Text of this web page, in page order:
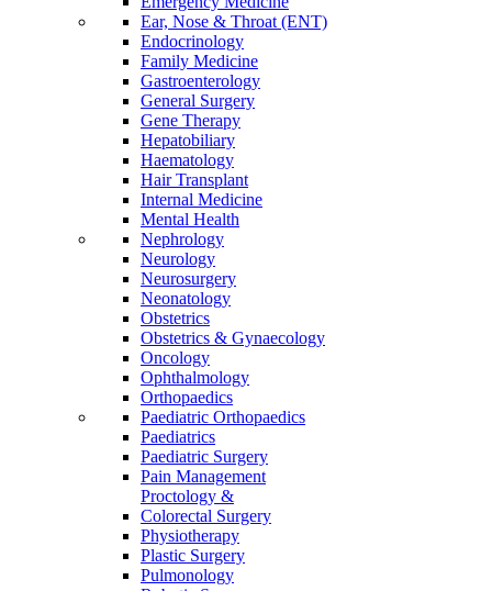
Ear, Nose & Throat (ENT)
Endocrinology
Family Medicine
Gastroenterology
General Surgery
Gene Therapy
Hepatobiliary
Haematology
Hair Transplant
Internal Medicine
Mental Health
Nephrology
Neurology
Neurosurgery
Neonatology
Obstetrics
Obstetrics & Gynaecology
Oncology
Ophthalmology
Orthopaedics
Paediatric Orthopaedics
Paediatrics
Paediatric Surgery
Pain Management
Proctology &
Colorectal Surgery
Physiotherapy
Plastic Surgery
Pulmonology